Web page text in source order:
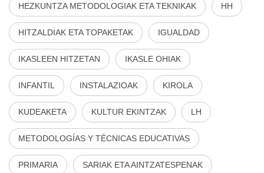
HEZKUNTZA METODOLOGIAK ETA TEKNIKAK HH
HITZALDIAK ETA TOPAKETAK IGUALDAD
IKASLEEN HITZETAN IKASLE OHIAK
INFANTIL INSTALAZIOAK KIROLA
KUDEAKETA KULTUR EKINTZAK LH
METODOLOGÍAS Y TÉCNICAS EDUCATIVAS
PRIMARIA SARIAK ETA AINTZATESPENAK